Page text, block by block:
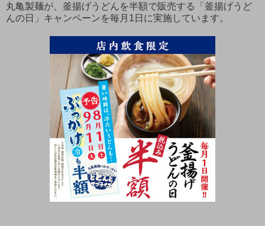
丸亀製麺が、釜揚げうどんを半額で販売する「釜揚げうど
んの日」キャンペーンを毎月1日に実施しています。